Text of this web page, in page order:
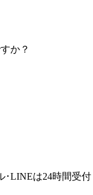
か？
･LINEは24時間受付